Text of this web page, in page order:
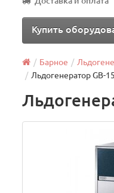
Купить
Барное
Льдогенератор GВ-